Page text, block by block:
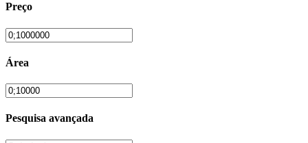
Preço
Área
Pesquisa avançada